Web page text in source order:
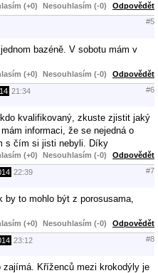
(+0) Nesouhlasím (-0) Odpovědět
#5
bazéně. V sobotu mám v
(+0) Nesouhlasím (-0) Odpovědět
21:34 #6
kvalifikovaný, zkuste zjistit jaký
informaci, že se nejedná o
s čím si jisti nebyli. Díky
(+0) Nesouhlasím (-0) Odpovědět
22:39 #7
to mohlo být z porosusama,
(+0) Nesouhlasím (-0) Odpovědět
23:12 #8
Kříženců mezi krokodýly je